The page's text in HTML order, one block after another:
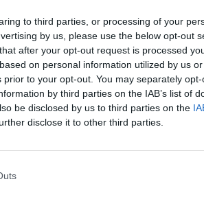
to third parties, or processing of your
by us, please use the below opt-out
after your opt-out request is processed
on personal information utilized by us
to your opt-out. You may separately
by third parties on the IAB’s list of
be disclosed by us to third parties on the
disclose it to other third parties.
PARTIDO MÁS REPETIDO
Eastbourne Borough - Maidstone Utd
3
ÚLTIMO PARTIDO DE PAGO
05/2026 National League South por DAZN